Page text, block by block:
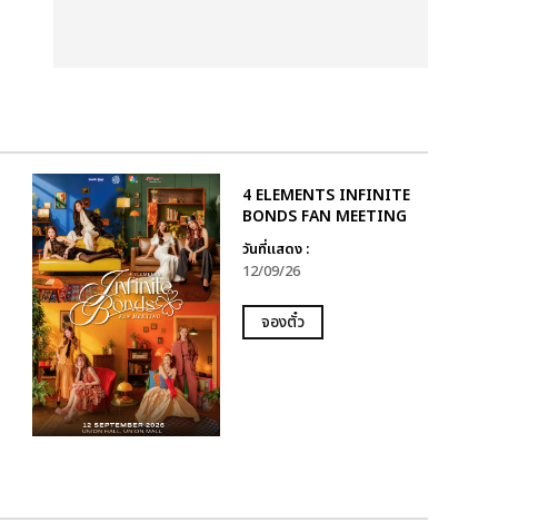
4 ELEMENTS INFINITE
BONDS FAN MEETING
วันที่แสดง :
12/09/26
จองตั๋ว